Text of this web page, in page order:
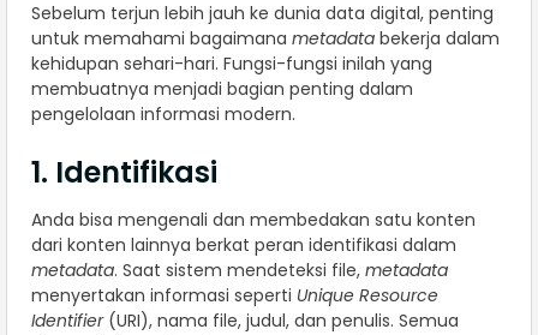
Sebelum terjun lebih jauh ke dunia data digital, penting
untuk memahami bagaimana metadata bekerja dalam
kehidupan sehari-hari. Fungsi-fungsi inilah yang
membuatnya menjadi bagian penting dalam
pengelolaan informasi modern.
1. Identifikasi
Anda bisa mengenali dan membedakan satu konten
dari konten lainnya berkat peran identifikasi dalam
metadata. Saat sistem mendeteksi file, metadata
menyertakan informasi seperti Unique Resource
Identifier(URI), nama file, judul, dan penulis. Semua